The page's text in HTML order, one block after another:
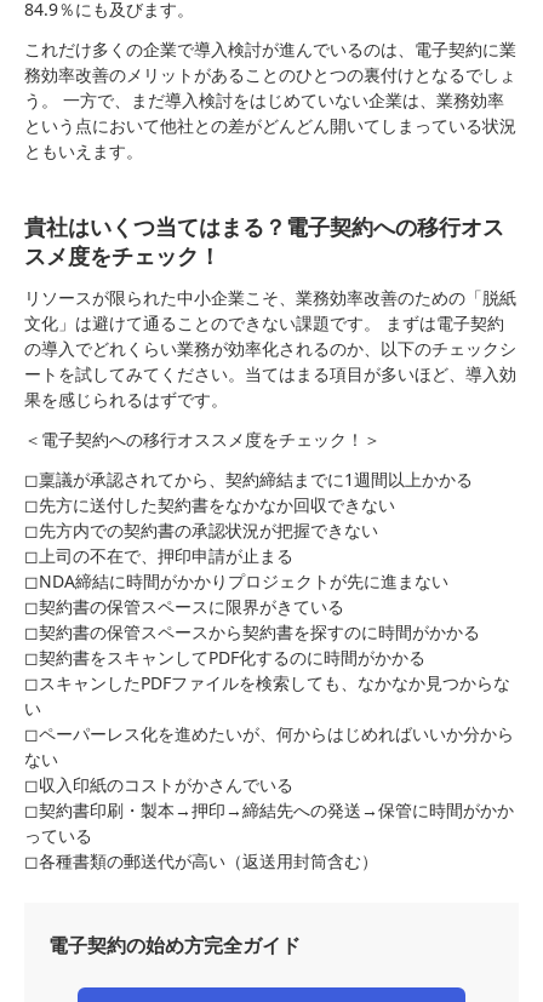
84.9％にも及びます。
これだけ多くの企業で導入検討が進んでいるのは、電子契約に業
務効率改善のメリットがあることのひとつの裏付けとなるでしょ
う。 一方で、まだ導入検討をはじめていない企業は、業務効率
という点において他社との差がどんどん開いてしまっている状況
ともいえます。
貴社はいくつ当てはまる？電子契約への移行オス
スメ度をチェック！
リソースが限られた中小企業こそ、業務効率改善のための「脱紙
文化」は避けて通ることのできない課題です。 まずは電子契約
の導入でどれくらい業務が効率化されるのか、以下のチェックシ
ートを試してみてください。当てはまる項目が多いほど、導入効
果を感じられるはずです。
＜電子契約への移行オススメ度をチェック！＞
◻︎稟議が承認されてから、契約締結までに1週間以上かかる
◻︎先方に送付した契約書をなかなか回収できない
◻︎先方内での契約書の承認状況が把握できない
◻︎上司の不在で、押印申請が止まる
◻︎NDA締結に時間がかかりプロジェクトが先に進まない
◻︎契約書の保管スペースに限界がきている
◻︎契約書の保管スペースから契約書を探すのに時間がかかる
◻︎契約書をスキャンしてPDF化するのに時間がかかる
◻︎スキャンしたPDFファイルを検索しても、なかなか見つからな
い
◻︎ペーパーレス化を進めたいが、何からはじめればいいか分から
ない
◻︎収入印紙のコストがかさんでいる
◻︎契約書印刷・製本→押印→締結先への発送→保管に時間がかか
っている
◻︎各種書類の郵送代が高い（返送用封筒含む）
電子契約の始め方完全ガイド